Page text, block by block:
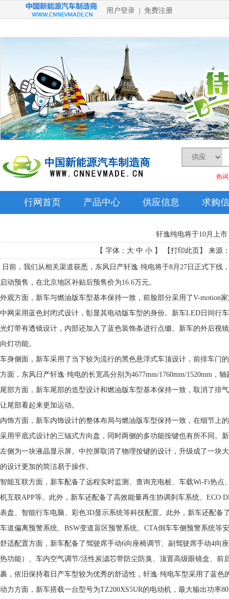
用户登录 免费注册
热
行网首页 产品中心 供应信息 求购
轩逸纯电将于10月上市
【 字体： 大 中 小 】 【打印此页 】 来源
日前，我们从相关渠道获悉，东风日产轩逸·纯电将于8月27日正式下线
启动预售，在北京地区补贴后预售价为16.6万元。
外观方面，新车与燃油版车型基本保持一致，前脸部分采用了V-motion
中网采用蓝色封闭式设计，彰显其电动版车型的身份。新车LED日间行
光灯带有透镜设计，内部还加入了蓝色装饰条进行点缀。新车的外后视
向灯功能。
车身侧面，新车采用了当下较为流行的黑色悬浮式车顶设计，前排车门
方面，东风日产轩逸·纯电的长宽高分别为4677mm/1760mm/1520mm，轴
尾部方面，新车尾部的造型设计和燃油版车型基本保持一致，取消了排
让尾部看起来更加运动。
内饰方面，新车内饰设计的整体布局与燃油版车型保持一致，在细节上
采用平底式设计的三辐式方向盘，同时两侧的多功能按键也有所不同。
左侧为一块液晶显示屏。中控屏取消了物理按键的设计，升级成了一块
的设计更加的简洁易于操作。
智能互联方面，新车配备了远程实时监测、查询充电桩、车载Wi-Fi热点
机互联APP等。此外，新车还配备了高效能量再生协调刹车系统、ECO
表盘、智能行车电脑、彩色3D显示系统等科技配置。此外，新车还配备
车道偏离预警系统、BSW变道盲区预警系统、CTA倒车车侧预警系统等
舒适配置方面，新车配备了驾驶席手动6向座椅调节、副驾驶席手动4向
热功能）、车内空气调节/活性炭滤芯带防尘防臭、顶置高级眼镜盒、前
裹，依旧保持着日产车型较为优秀的舒适性，轩逸·纯电车型采用了蓝
动力方面，新车搭载一台型号为TZ200XS5UR的电动机，最大输出功率